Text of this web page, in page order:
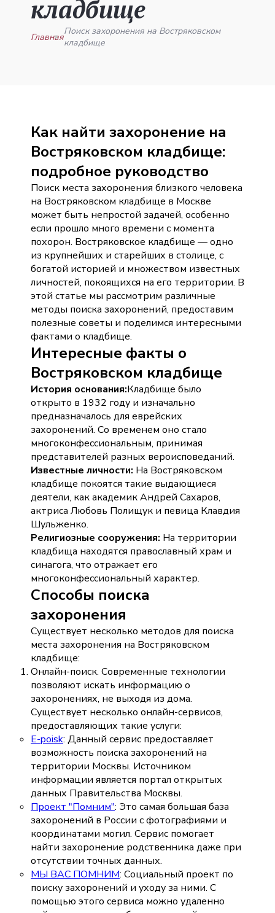
кладбище
ГлавнаяПоиск захоронения на Востряковском
кладбище
Как найти захоронение на
Востряковском кладбище:
подробное руководство
Поиск места захоронения близкого человека
на Востряковском кладбище в Москве
может быть непростой задачей, особенно
если прошло много времени с момента
похорон. Востряковское кладбище — одно
из крупнейших и старейших в столице, с
богатой историей и множеством известных
личностей, покоящихся на его территории. В
этой статье мы рассмотрим различные
методы поиска захоронений, предоставим
полезные советы и поделимся интересными
фактами о кладбище.
Интересные факты о
Востряковском кладбище
История основания:Кладбище было
открыто в 1932 году и изначально
предназначалось для еврейских
захоронений. Со временем оно стало
многоконфессиональным, принимая
представителей разных вероисповеданий.
Известные личности: На Востряковском
кладбище покоятся такие выдающиеся
деятели, как академик Андрей Сахаров,
актриса Любовь Полищук и певица Клавдия
Шульженко.
Религиозные сооружения: На территории
кладбища находятся православный храм и
синагога, что отражает его
многоконфессиональный характер.
Способы поиска
захоронения
Существует несколько методов для поиска
места захоронения на Востряковском
кладбище:
Онлайн-поиск. Современные технологии
позволяют искать информацию о
захоронениях, не выходя из дома.
Существует несколько онлайн-сервисов,
предоставляющих такие услуги:
E-poisk: Данный сервис предоставляет
возможность поиска захоронений на
территории Москвы. Источником
информации является портал открытых
данных Правительства Москвы.
Проект "Помним": Это самая большая база
захоронений в России с фотографиями и
координатами могил. Сервис помогает
найти захоронение родственника даже при
отсутствии точных данных.
МЫ ВАС ПОМНИМ: Социальный проект по
поиску захоронений и уходу за ними. С
помощью этого сервиса можно удаленно